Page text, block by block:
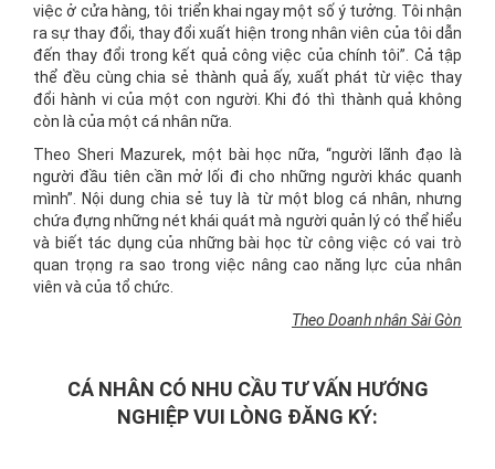
việc ở cửa hàng, tôi triển khai ngay một số ý tưởng. Tôi nhận
ra sự thay đổi, thay đổi xuất hiện trong nhân viên của tôi dẫn
đến thay đổi trong kết quả công việc của chính tôi”. Cả tập
thể đều cùng chia sẻ thành quả ấy, xuất phát từ việc thay
đổi hành vi của một con người. Khi đó thì thành quả không
còn là của một cá nhân nữa.
Theo Sheri Mazurek, một bài học nữa, “người lãnh đạo là
người đầu tiên cần mở lối đi cho những người khác quanh
mình”. Nội dung chia sẻ tuy là từ một blog cá nhân, nhưng
chứa đựng những nét khái quát mà người quản lý có thể hiểu
và biết tác dụng của những bài học từ công việc có vai trò
quan trọng ra sao trong việc nâng cao năng lực của nhân
viên và của tổ chức.
Theo Doanh nhân Sài Gòn
CÁ NHÂN CÓ NHU CẦU TƯ VẤN HƯỚNG
NGHIỆP VUI LÒNG ĐĂNG KÝ: